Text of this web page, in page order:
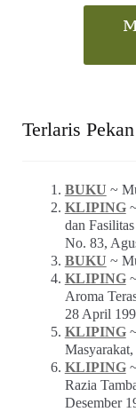
Terlaris
BUKU ~
KLIPING~
dan
No. 83,
BUKU ~
KLIPING~
Aroma
28 April
KLIPING~
KLIPING~
Razia
Desember